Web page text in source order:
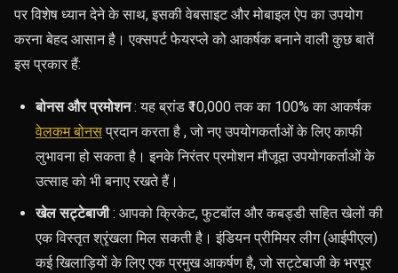
पर विशेष ध्यान देने के साथ, इसकी वेबसाइट और मोबाइल ऐप का उपयोग
करना बेहद आसान है। एक्सपर्ट फेयरप्ले को आकर्षक बनाने वाली कुछ बातें
इस प्रकार हैं:
बोनस और प्रमोशन: यह ब्रांड ₹10,000 तक का 100% का आकर्षक
वेलकम बोनसप्रदान करता है , जो नए उपयोगकर्ताओं के लिए काफी
लुभावना हो सकता है। इनके निरंतर प्रमोशन मौजूदा उपयोगकर्ताओं के
उत्साह को भी बनाए रखते हैं।
खेल सट्टेबाजी: आपको क्रिकेट, फुटबॉल और कबड्डी सहित खेलों की
एक विस्तृत श्रृंखला मिल सकती है। इंडियन प्रीमियर लीग (आईपीएल)
कई खिलाड़ियों के लिए एक प्रमुख आकर्षण है, जो सट्टेबाजी के भरपूर